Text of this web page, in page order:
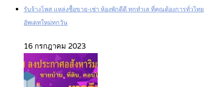
รับจ้างโพส แหล่งซื้อขาย-เช่า ห้องพักดีดี ทุกทำเล ที่คุณต้องการทั่วไทย
อัพเดทใหม่ทุกวัน
16 กรกฎาคม 2023